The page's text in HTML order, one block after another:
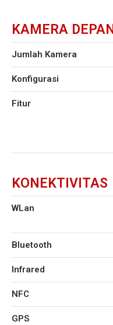
KAMERA DEPAN
Jumlah Kamera
Konfigurasi
Fitur
KONEKTIVITAS
WLan
Bluetooth
Infrared
NFC
GPS